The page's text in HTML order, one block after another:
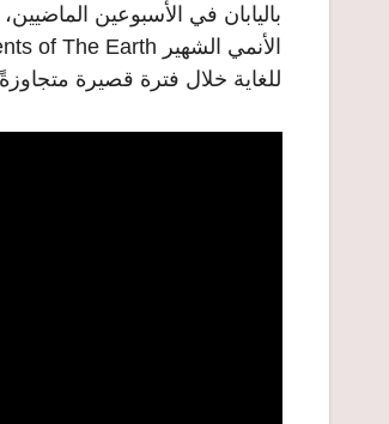
باليابان في الأسبوعين
للغاية خلال فترة قصيرة متجاوزةً عتبة الـ 4 ملايين و 900 ألف